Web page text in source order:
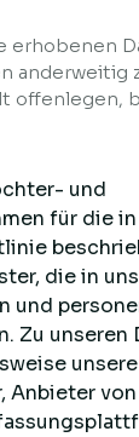
erhobenen
anderweitig
offenlegen,
und
für die
die in
und
Zu
Anbieter